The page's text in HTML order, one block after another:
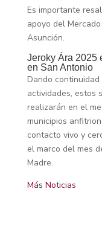
Es importante
apoyo del
Asunción.
Jeroky Ára 2025
en San Antonio
Dando
actividades, estos
realizarán en el
municipios
contacto vivo y
el marco del mes
Madre.
Más Noticias